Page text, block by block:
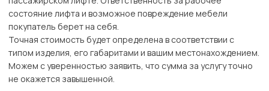
состояние лифта и возможное повреждение мебели
покупатель берет на себя.
Точная стоимость будет определена в соответствии с
типом изделия, его габаритами и вашим местонахождением.
Можем с уверенностью заявить, что сумма за услугу точно
не окажется завышенной.